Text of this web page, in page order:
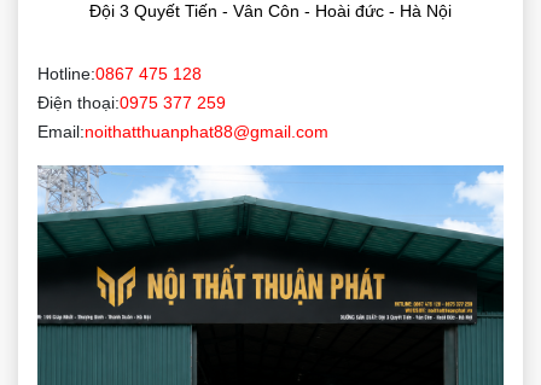
Đội 3 Quyết Tiến - Vân Côn - Hoài đức - Hà Nội
Hotline:0867 475 128
Điện thoại:0975 377 259
Email:noithatthuanphat88@gmail.com